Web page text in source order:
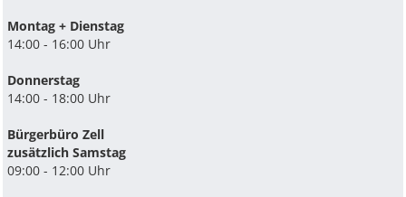
Montag + Dienstag
14:00 - 16:00 Uhr
Donnerstag
14:00 - 18:00 Uhr
Bürgerbüro Zell
zusätzlich Samstag
09:00 - 12:00 Uhr